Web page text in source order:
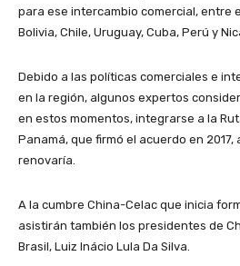
para ese intercambio comercial, entre
Bolivia, Chile, Uruguay, Cuba, Perú y
Debido a las políticas comerciales e
en la región, algunos expertos
en estos momentos, integrarse a la
Panamá, que firmó el acuerdo en 2017,
renovaría.
A la cumbre China-Celac que inicia
asistirán también los presidentes de
Brasil, Luiz Inácio Lula Da Silva.